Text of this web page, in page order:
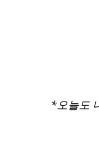
*오늘도